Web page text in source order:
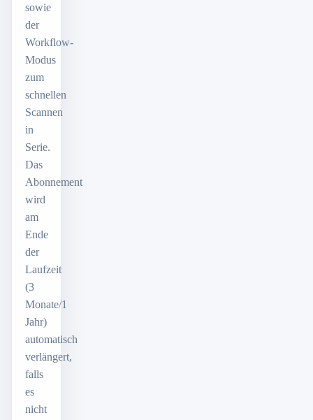
sowie
der
Workflow-
Modus
zum
schnellen
Scannen
in
Serie.
Das
Abonnement
wird
am
Ende
der
Laufzeit
(3
Monate/1
Jahr)
automatisch
verlängert,
falls
es
nicht